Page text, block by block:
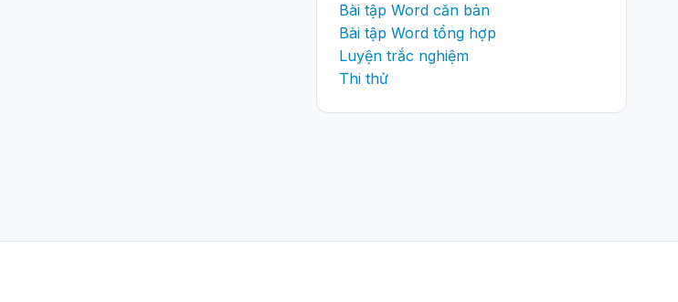
Bài tập Word căn bản
Bài tập Word tổng hợp
Luyện trắc nghiệm
Thi thử